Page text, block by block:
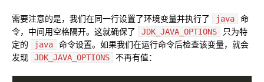
需要注意的是，我们在同一行设置了环境变量并执行了 java
命
令，中间用空格隔开。这就确保了
JDK_JAVA_OPTIONS
只为特
定的
java
命令设置。如果我们在运行命令后检查该变量，就会
发现
JDK_JAVA_OPTIONS 不再有值：